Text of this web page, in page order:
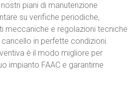
piani di manutenzione
su verifiche periodiche,
meccaniche e regolazioni tecniche
in perfette condizioni.
è il modo migliore per
impianto FAAC e garantirne